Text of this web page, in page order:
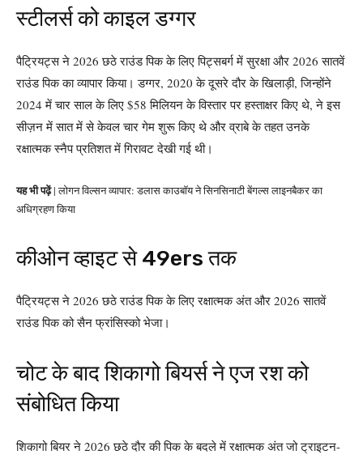
स्टीलर्स को काइल डग्गर
पैट्रियट्स ने 2026 छठे राउंड पिक के लिए पिट्सबर्ग में सुरक्षा और 2026 सातवें
राउंड पिक का व्यापार किया। डग्गर, 2020 के दूसरे दौर के खिलाड़ी, जिन्होंने
2024 में चार साल के लिए $58 मिलियन के विस्तार पर हस्ताक्षर किए थे, ने इस
सीज़न में सात में से केवल चार गेम शुरू किए थे और व्राबे के तहत उनके
रक्षात्मक स्नैप प्रतिशत में गिरावट देखी गई थी।
यह भी पढ़ें| लोगन विल्सन व्यापार: डलास काउबॉय ने सिनसिनाटी बेंगल्स लाइनबैकर का
अधिग्रहण किया
कीओन व्हाइट से 49ers तक
पैट्रियट्स ने 2026 छठे राउंड पिक के लिए रक्षात्मक अंत और 2026 सातवें
राउंड पिक को सैन फ्रांसिस्को भेजा।
चोट के बाद शिकागो बियर्स ने एज रश को
संबोधित किया
शिकागो बियर ने 2026 छठे दौर की पिक के बदले में रक्षात्मक अंत जो ट्राइटन-